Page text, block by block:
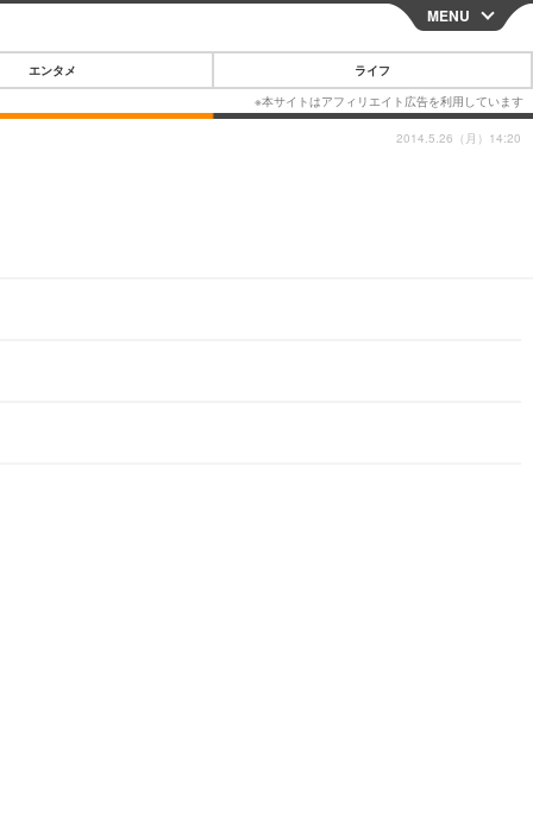
CLOSE
MENU
エンタメ ライフ
2014.5.26（月）14:20